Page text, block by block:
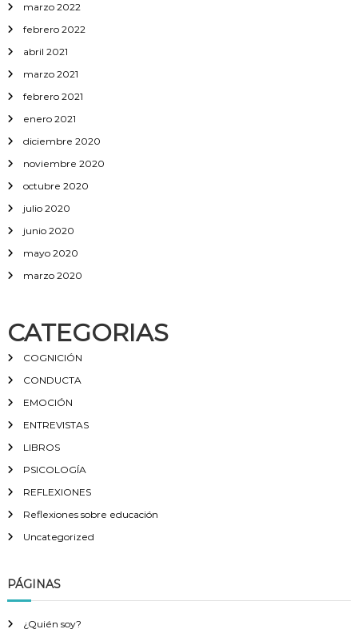
marzo 2022
febrero 2022
abril 2021
marzo 2021
febrero 2021
enero 2021
diciembre 2020
noviembre 2020
octubre 2020
julio 2020
junio 2020
mayo 2020
marzo 2020
CATEGORIAS
COGNICIÓN
CONDUCTA
EMOCIÓN
ENTREVISTAS
LIBROS
PSICOLOGÍA
REFLEXIONES
Reflexiones sobre educación
Uncategorized
PÁGINAS
¿Quién soy?